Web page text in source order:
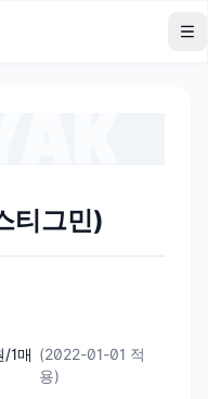
티그민)
/1매 (2022-01-01 적
용)